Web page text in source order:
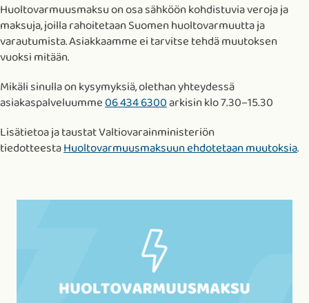
Huoltovarmuusmaksu on osa sähköön kohdistuvia veroja ja
maksuja, joilla rahoitetaan Suomen huoltovarmuutta ja
varautumista. Asiakkaamme ei tarvitse tehdä muutoksen
vuoksi mitään.
Mikäli sinulla on kysymyksiä, olethan yhteydessä
asiakaspalveluumme06 434 6300arkisin klo 7.30–15.30
Lisätietoa ja taustat Valtiovarainministeriön
tiedotteestaHuoltovarmuusmaksuun ehdotetaan muutoksia.